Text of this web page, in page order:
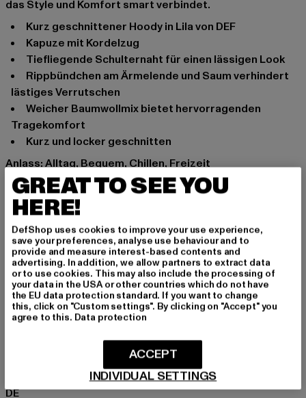
das Style und Komfort smart verbindet.
Kurz geschnittener Hoody in Lila von DEF
Kapuze mit Kordelzug
Tiefliegende Schulternaht für einen lässigen Look
Rippbündchen am Ärmelende und Saum verhindert
lästiges Verrutschen
Weicher Baumwollmix bietet hervorragenden
Tragekomfort
Kurz und locker geschnitten
Anlass: Alltag, Bequem, Chillen, Freizeit
Ausschnitt: Kapuze mit Kordelzug
Ärmelart: Langarm
Schnitt: Kurz
Marke: DEF
Kat.: Hoodies
Farbe: orange
Hersteller Farbe: coral
Materialzusammensetzung: 80% Baumwolle, 20%
Polyester
Art.Nr: DFLHD138-00092
Hersteller: TB International GmbH |
Dr.-Robert-Murjahn-Straße 7 | 64372 Ober-Ramstadt |
DE
GREAT TO SEE YOU
HERE!
DefShop uses cookies to improve your use experience,
save your preferences, analyse use behaviour and to
provide and measure interest-based contents and
advertising. In addition, we allow partners to extract data
or to use cookies. This may also include the processing of
your data in the USA or other countries which do not have
the EU data protection standard. If you want to change
this, click on "Custom settings". By clicking on "Accept" you
agree to this. Data protection
INDIVIDUAL SETTINGS
ACCEPT